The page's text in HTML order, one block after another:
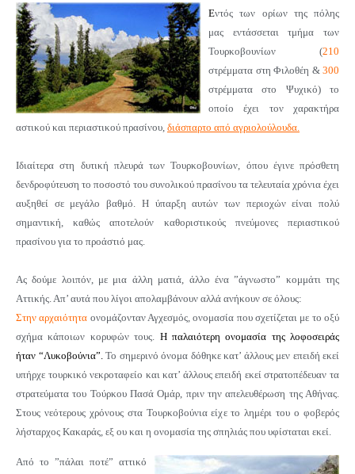
Εντός των ορίων της πόλης
μας εντάσσεται τμήμα των
Τουρκοβουνίων (210
στρέμματα στη Φιλοθέη & 300
στρέμματα στο Ψυχικό) το
οποίο έχει τον χαρακτήρα
αστικού και περιαστικού πρασίνου, διάσπαρτο από αγριολούλουδα.
Ιδιαίτερα στη δυτική πλευρά των Τουρκοβουνίων, όπου έγινε πρόσθετη
δενδροφύτευση το ποσοστό του συνολικού πρασίνου τα τελευταία χρόνια έχει
αυξηθεί σε μεγάλο βαθμό. Η ύπαρξη αυτών των περιοχών είναι πολύ
σημαντική, καθώς αποτελούν καθοριστικούς πνεύμονες περιαστικού
πρασίνου για το προάστιό μας.
Ας δούμε λοιπόν, με μια άλλη ματιά, άλλο ένα ”άγνωστο” κομμάτι της
Αττικής. Απ’ αυτά που λίγοι απολαμβάνουν αλλά ανήκουν σε όλους:
Στην αρχαιότητα ονομάζονταν Αγχεσμός, ονομασία που σχετίζεται με το οξύ
σχήμα κάποιων κορυφών τους. Η παλαιότερη ονομασία της λοφοσειράς
ήταν “Λυκοβούνια”. Το σημερινό όνομα δόθηκε κατ’ άλλους μεν επειδή εκεί
υπήρχε τουρκικό νεκροταφείο και κατ’ άλλους επειδή εκεί στρατοπέδευαν τα
στρατεύματα του Τούρκου Πασά Ομάρ, πριν την απελευθέρωση της Αθήνας.
Στους νεότερους χρόνους στα Τουρκοβούνια είχε το λημέρι του ο φοβερός
λήσταρχος Κακαράς, εξ ου και η ονομασία της σπηλιάς που υφίσταται εκεί.
Από το ”πάλαι ποτέ” αττικό